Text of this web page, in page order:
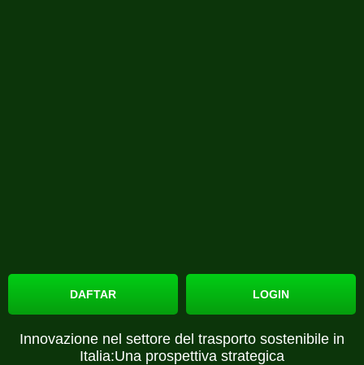
DAFTAR LOGIN
Innovazione nel settore del trasporto sostenibile in
Italia:Una prospettiva strategica